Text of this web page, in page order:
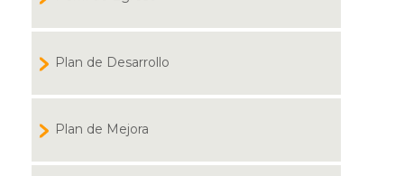
Plan de Desarrollo
Plan de Mejora